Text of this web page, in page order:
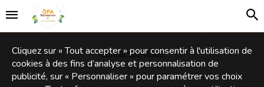
Contactez-nous
Cliquez sur « Tout accepter » pour consentir à l'utilisation de
cookies à des fins d’analyse et personnalisation de
publicité, sur « Personnaliser » pour paramétrer vos choix